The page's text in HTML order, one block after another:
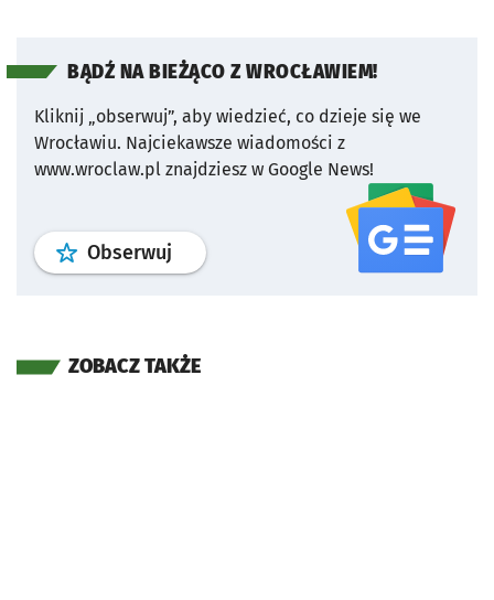
BĄDŹ NA BIEŻĄCO Z WROCŁAWIEM!
Kliknij „obserwuj”, aby wiedzieć, co dzieje się we
Wrocławiu. Najciekawsze wiadomości z
www.wroclaw.pl znajdziesz w Google News!
Obserwuj profil serwisu
ZOBACZ TAKŻE